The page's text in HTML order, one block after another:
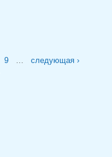
9
следующая ›